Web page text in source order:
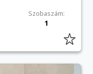
Szobaszám:
1